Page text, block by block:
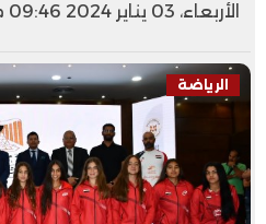
الأربعاء، 03 يناير 2024 09:46 م
الرياضة